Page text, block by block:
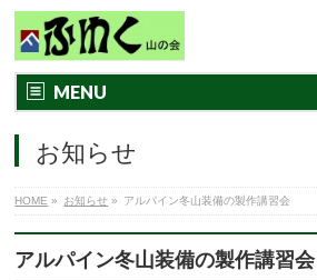
MENU
お知らせ
HOME » お知らせ » アルパイン冬山装備の製作講習会
アルパイン冬山装備の製作講習会